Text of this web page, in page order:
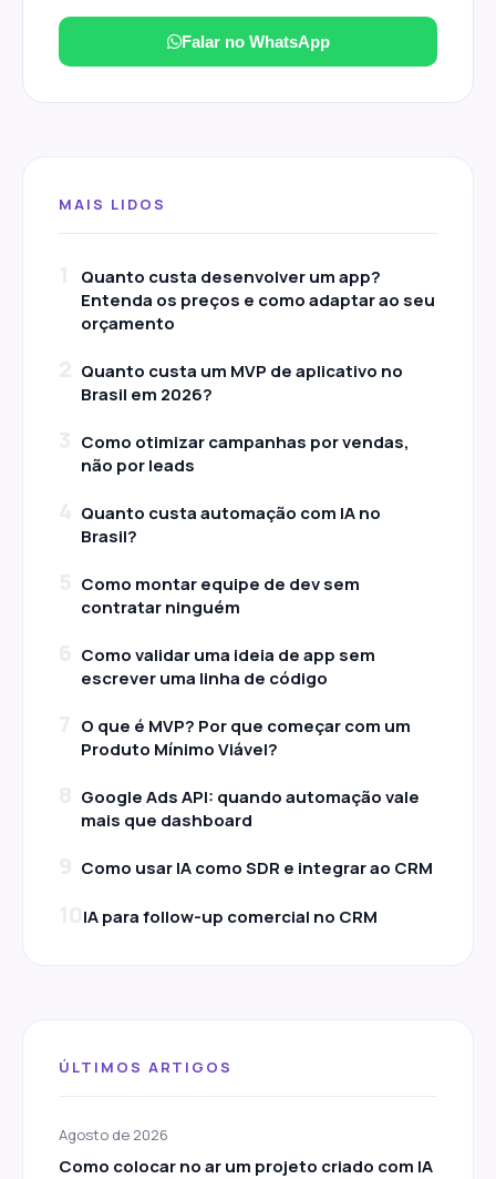
Falar no WhatsApp
MAIS LIDOS
Quanto custa desenvolver um app?
Entenda os preços e como adaptar ao seu
orçamento
Quanto custa um MVP de aplicativo no
Brasil em 2026?
Como otimizar campanhas por vendas,
não por leads
Quanto custa automação com IA no
Brasil?
Como montar equipe de dev sem
contratar ninguém
Como validar uma ideia de app sem
escrever uma linha de código
O que é MVP? Por que começar com um
Produto Mínimo Viável?
Google Ads API: quando automação vale
mais que dashboard
Como usar IA como SDR e integrar ao CRM
IA para follow-up comercial no CRM
ÚLTIMOS ARTIGOS
Agosto de 2026
Como colocar no ar um projeto criado com IA